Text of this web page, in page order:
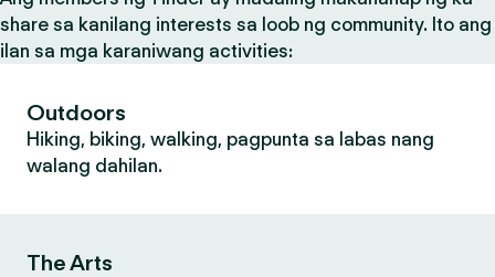
share sa kanilang interests sa loob ng community. Ito ang
ilan sa mga karaniwang activities:
Outdoors
Hiking, biking, walking, pagpunta sa labas nang
walang dahilan.
The Arts